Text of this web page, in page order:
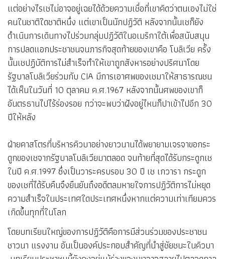
แต่อย่างไรเชไม่อาจอยู่เฉยได้ด้วยความเชื่อที่เขาคิดว่าตนเองไม่ใช่
คนในชาติใดชาติหนึ่ง แต่เขาเป็นนักปฏิวัติ หลังจากนั้นเชก็ยัง
ดำเนินการเดินทางไปร่วมกลุ่มปฏิวัติในอเมริกาใต้เพื่อสนับสนุน
การปลดแอกประชาชนจนภารกิจสุดท้ายของเขาคือ โบลิเวีย ครั้ง
นั้นเชปฏิบัติการไม่สำเร็จทำให้เขาถูกสังหารอย่างปริศนาโดย
รัฐบาลโบลิเวียร่วมกับ CIA มีการเอาศพของเชมาให้สาธารณชน
ได้เห็นในวันที่ 10 ตุลาคม ค.ศ.1967 หลังจากนั้นศพของเขาก็
อันตรธานไปไร้ร่องรอย กว่าจะพบว่าฝังอยู่ไหนก็ปาเข้าไปอีก 30
ปีให้หลัง
ฝ่ายคาสโตรที่บริหารคิวบาอย่างยาวนานได้พยายามเจรจาขอกระ
ดูกของเชจากรัฐบาลโบลิเวียมาตลอด จนท้ายที่สุดได้รับกระดูกเช
ในปี ค.ศ.1997 ซึ่งเป็นวาระครบรอบ 30 ปี เช เกวารา กระดูก
ของเชที่ได้รับคืนจึงยืนยันถึงอดีตลมหายใจการปฏิวัติการไม่หยุด
ความสำเร็จในประเทศใดประเทศหนึ่งหากแต่ความเท่าเทียมควร
เกิดขึ้นทุกที่ในโลก
โดยบทเรียนใหญ่ของการปฏิวัติคือการมีส่วนร่วมของประชาชน
ชาวนา แรงงาน อันเป็นองค์ประกอบสำคัญที่นำสู่ชัยชนะในคิวบา